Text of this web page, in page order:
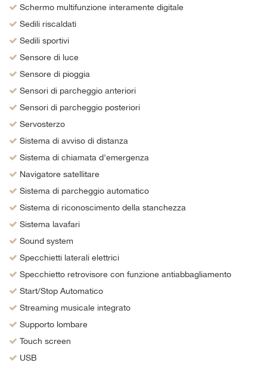
Schermo multifunzione interamente digitale
Sedili riscaldati
Sedili sportivi
Sensore di luce
Sensore di pioggia
Sensori di parcheggio anteriori
Sensori di parcheggio posteriori
Servosterzo
Sistema di avviso di distanza
Sistema di chiamata d'emergenza
Navigatore satellitare
Sistema di parcheggio automatico
Sistema di riconoscimento della stanchezza
Sistema lavafari
Sound system
Specchietti laterali elettrici
Specchietto retrovisore con funzione antiabbagliamento
Start/Stop Automatico
Streaming musicale integrato
Supporto lombare
Touch screen
USB